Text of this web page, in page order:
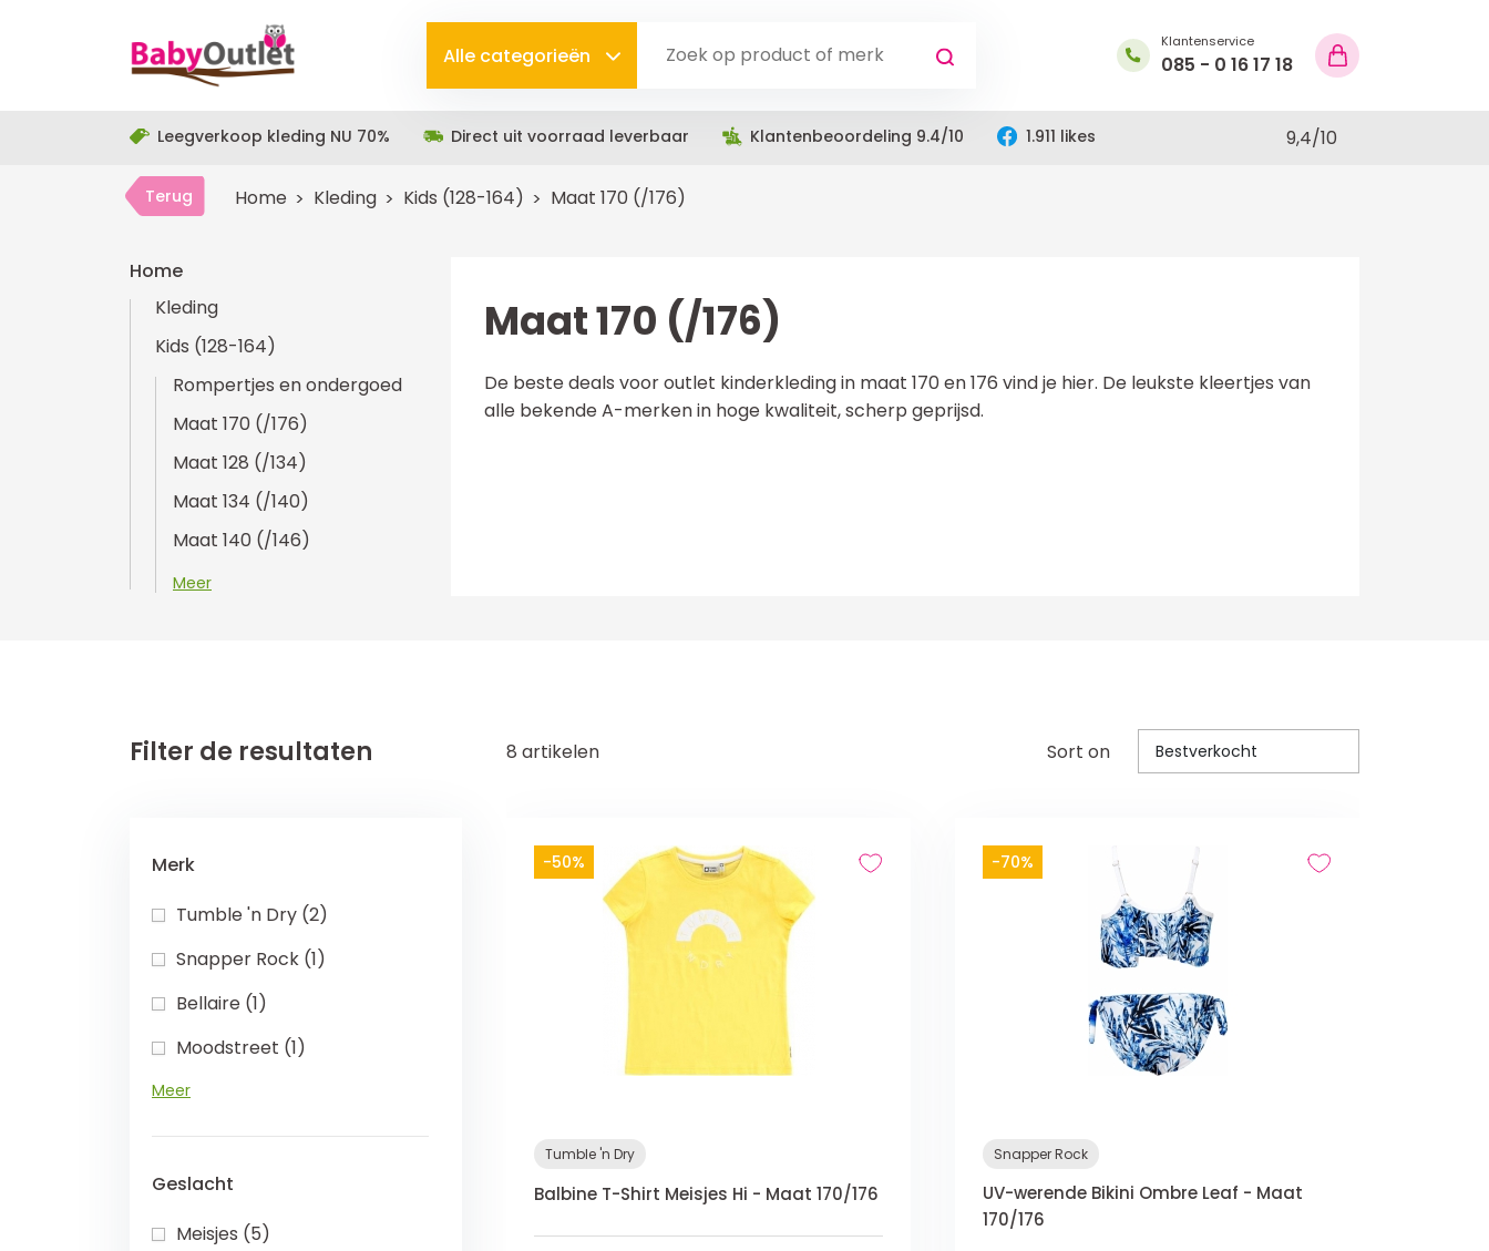
Alle categorieën
Klantenservice
085 - 0 16 17 18
Leegverkoop kleding NU 70% Direct uit voorraad leverbaar Klantenbeoordeling 9.4/10 1.911 likes 9,4/10
Terug Home Kleding Kids (128-164) Maat 170 (/176)
Home
Kleding
Kids (128-164)
Rompertjes en ondergoed
Maat 170 (/176)
Maat 128 (/134)
Maat 134 (/140)
Maat 140 (/146)
Meer
Maat 170 (/176)
De beste deals voor outlet kinderkleding in maat 170 en 176 vind je hier. De leukste kleertjes van
alle bekende A-merken in hoge kwaliteit, scherp geprijsd.
Filter de resultaten
Merk
Tumble 'n Dry (2)
Snapper Rock (1)
Bellaire (1)
Moodstreet (1)
Meer
Geslacht
Meisjes (5)
8 artikelen Sort on Bestverkocht
-50%
Tumble 'n Dry
Balbine T-Shirt Meisjes Hi - Maat 170/176
-70%
Snapper Rock
UV-werende Bikini Ombre Leaf - Maat
170/176